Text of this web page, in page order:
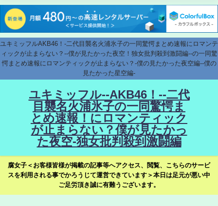
ユキミッフルAKB46！-二代目襲名火浦氷子の一同驚愕まとめ速報にロマンテ
ィックが止まらない？--僕が見たかった夜空！独女批判殺到激闘編--の一同驚
愕まとめ速報にロマンティックが止まらない？-僕の見たかった夜空編--僕の
見たかった星空編-
ユキミッフル--AKB46！--二代
目襲名火浦氷子の一同驚愕ま
とめ速報！にロマンティック
が止まらない？僕が見たかっ
た夜空-独女批判殺到激闘編
腐女子＜お客様皆様が掲載の記事等へアクセス、閲覧、こちらのサービ
スを利用される事でかろうじて運営できています＞本日は足元が悪い中
ご足労頂き誠に有難うございます。